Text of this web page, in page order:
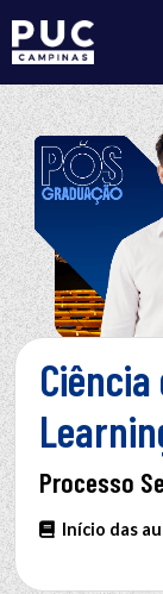
Ciência
Processo
Início das